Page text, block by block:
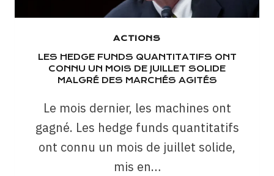
ACTIONS
LES HEDGE FUNDS QUANTITATIFS ONT
CONNU UN MOIS DE JUILLET SOLIDE
MALGRÉ DES MARCHÉS AGITÉS
Le mois dernier, les machines ont
gagné. Les hedge funds quantitatifs
ont connu un mois de juillet solide,
mis en…